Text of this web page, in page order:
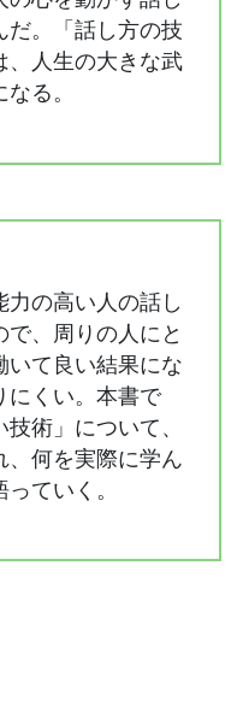
だ。「話し方の技
、人生の大きな武
る。
力の高い人の話し
、周りの人にと
いて良い結果にな
にくい。本書で
術」について、
、何を実際に学ん
ていく。